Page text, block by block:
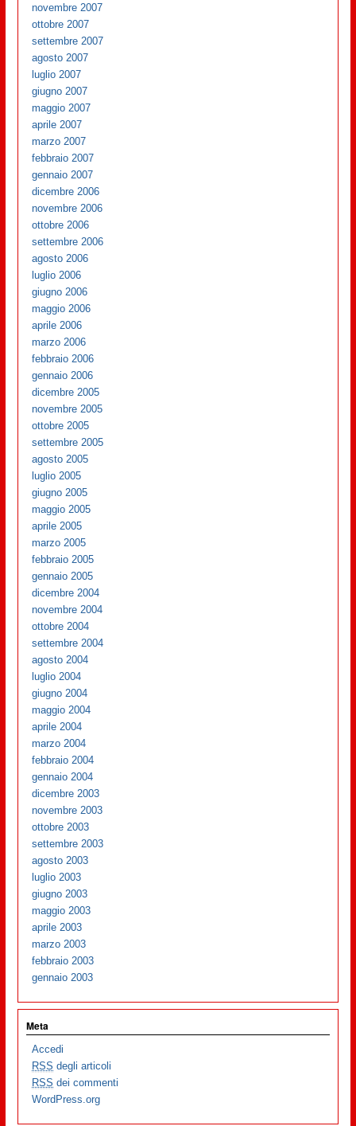
novembre 2007
ottobre 2007
settembre 2007
agosto 2007
luglio 2007
giugno 2007
maggio 2007
aprile 2007
marzo 2007
febbraio 2007
gennaio 2007
dicembre 2006
novembre 2006
ottobre 2006
settembre 2006
agosto 2006
luglio 2006
giugno 2006
maggio 2006
aprile 2006
marzo 2006
febbraio 2006
gennaio 2006
dicembre 2005
novembre 2005
ottobre 2005
settembre 2005
agosto 2005
luglio 2005
giugno 2005
maggio 2005
aprile 2005
marzo 2005
febbraio 2005
gennaio 2005
dicembre 2004
novembre 2004
ottobre 2004
settembre 2004
agosto 2004
luglio 2004
giugno 2004
maggio 2004
aprile 2004
marzo 2004
febbraio 2004
gennaio 2004
dicembre 2003
novembre 2003
ottobre 2003
settembre 2003
agosto 2003
luglio 2003
giugno 2003
maggio 2003
aprile 2003
marzo 2003
febbraio 2003
gennaio 2003
Meta
Accedi
RSS degli articoli
RSS dei commenti
WordPress.org